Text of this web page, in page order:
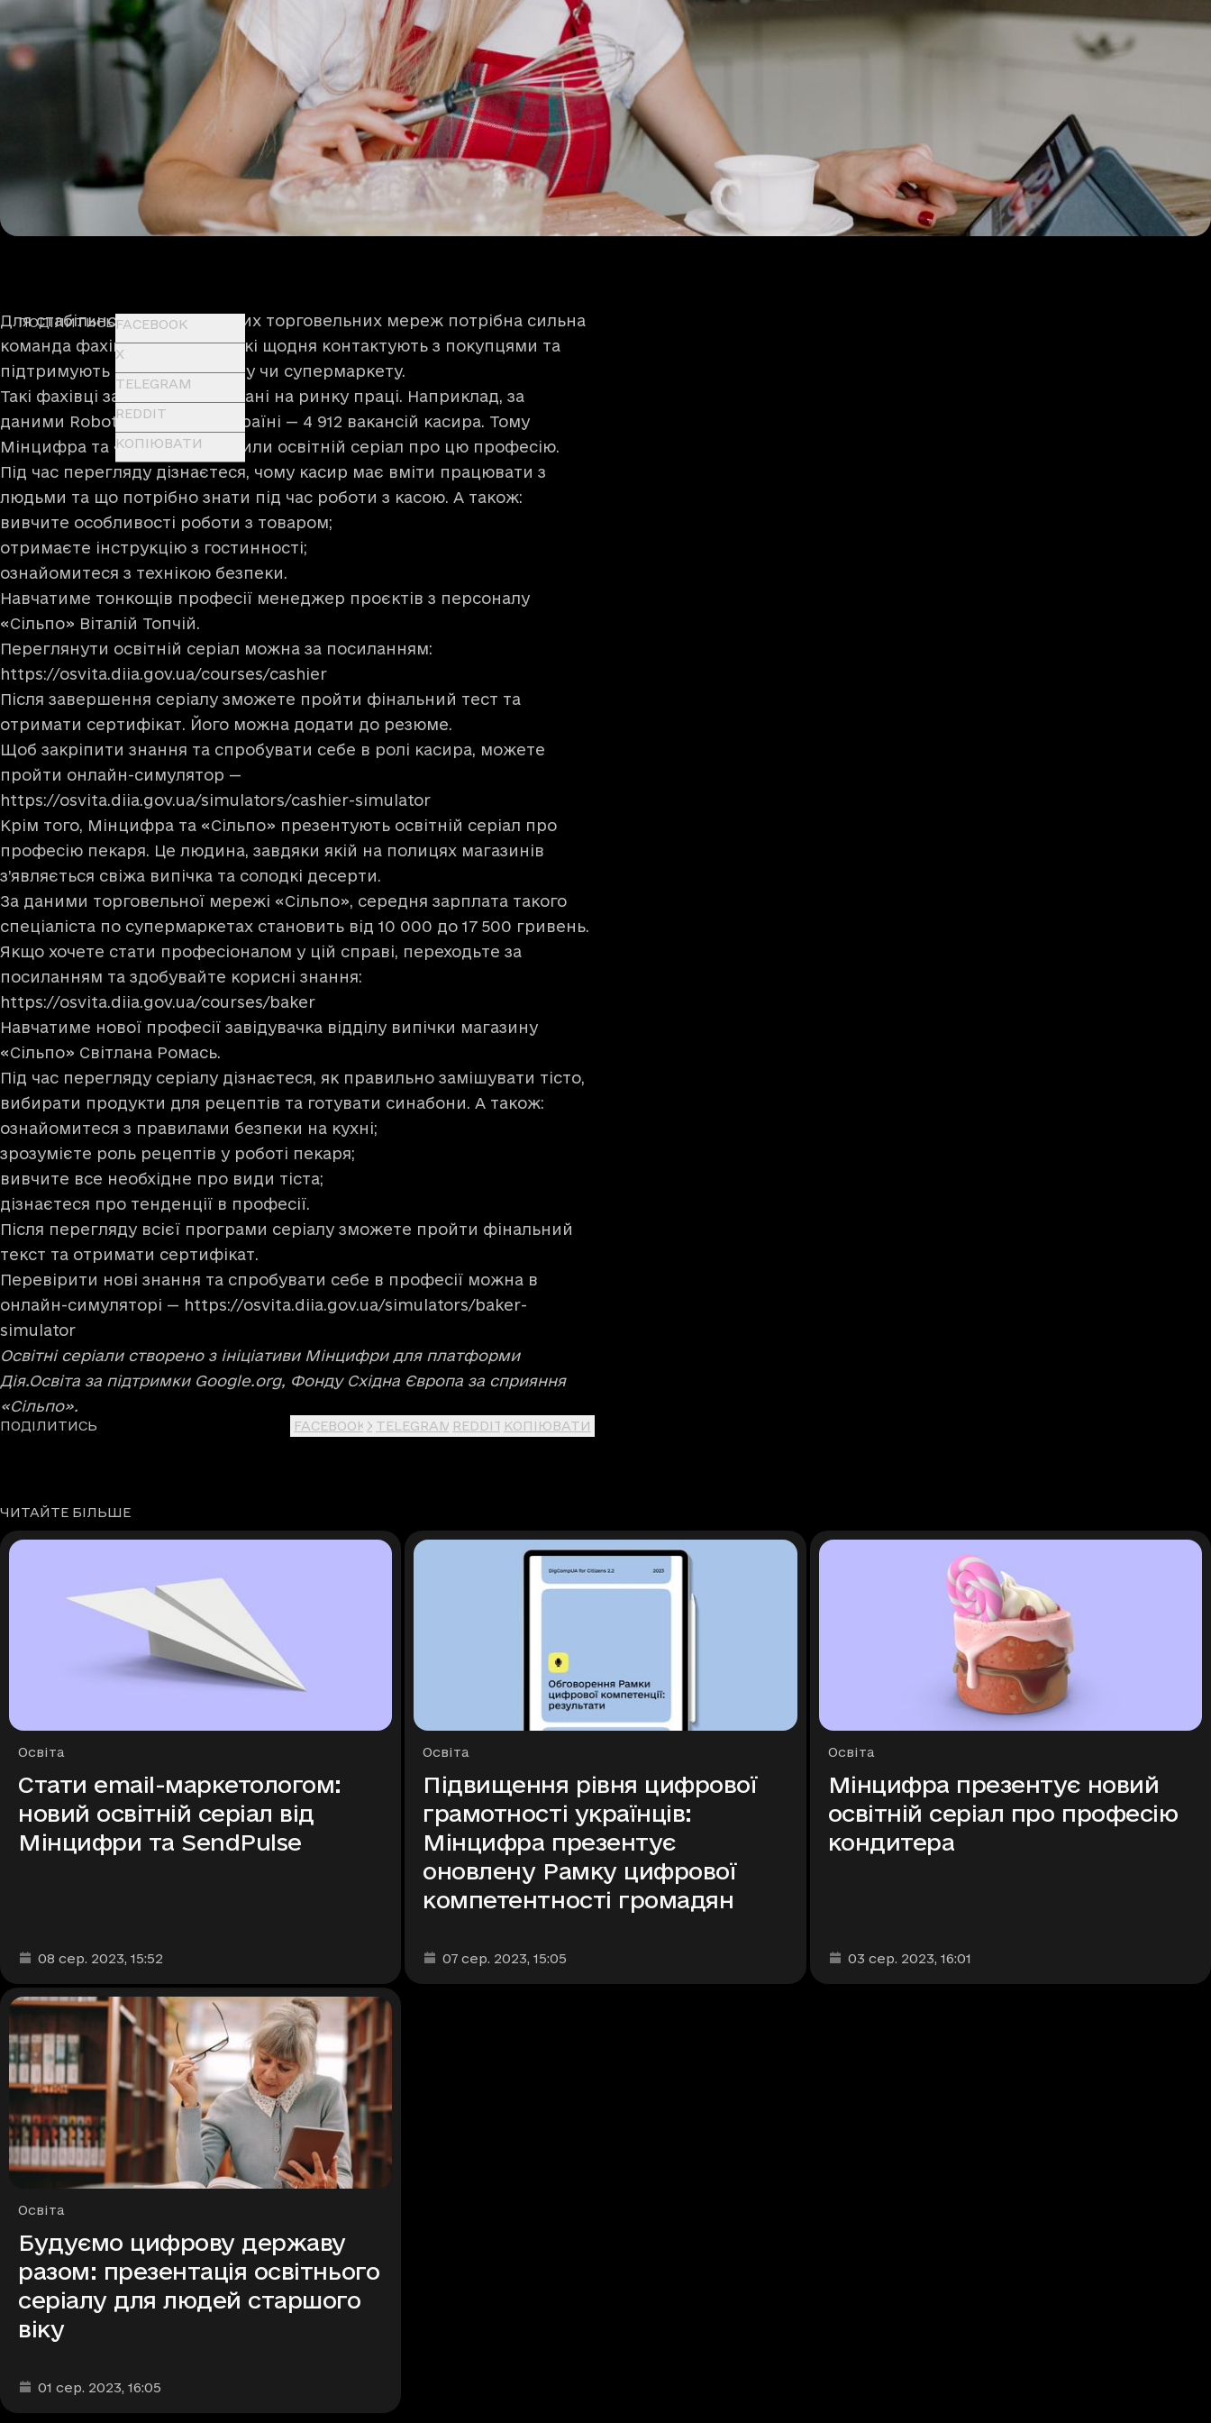
ПОДІЛИТИСЬFACEBOOK
X
TELEGRAM
REDDIT
КОПІЮВАТИ
Для стабільної роботи великих торговельних мереж потрібна сильна
команда фахівців. Це люди, які щодня контактують з покупцями та
підтримують роботу магазину чи супермаркету.
Такі фахівці завжди затребувані на ринку праці. Наприклад, за
даними Robota.ua, зараз в Україні — 4 912 вакансій касира. Тому
Мінцифра та «Сільпо» створили освітній серіал про цю професію.
Під час перегляду дізнаєтеся, чому касир має вміти працювати з
людьми та що потрібно знати під час роботи з касою. А також:
вивчите особливості роботи з товаром;
отримаєте інструкцію з гостинності;
ознайомитеся з технікою безпеки.
Навчатиме тонкощів професії менеджер проєктів з персоналу
«Сільпо» Віталій Топчій.
Переглянути освітній серіал можна за посиланням:
https://osvita.diia.gov.ua/courses/cashier
Після завершення серіалу зможете пройти фінальний тест та
отримати сертифікат. Його можна додати до резюме.
Щоб закріпити знання та спробувати себе в ролі касира, можете
пройти онлайн-симулятор —
https://osvita.diia.gov.ua/simulators/cashier-simulator
Крім того, Мінцифра та «Сільпо» презентують освітній серіал про
професію пекаря. Це людина, завдяки якій на полицях магазинів
з’являється свіжа випічка та солодкі десерти.
За даними торговельної мережі «Сільпо», середня зарплата такого
спеціаліста по супермаркетах становить від 10 000 до 17 500 гривень.
Якщо хочете стати професіоналом у цій справі, переходьте за
посиланням та здобувайте корисні знання:
https://osvita.diia.gov.ua/courses/baker
Навчатиме нової професії завідувачка відділу випічки магазину
«Сільпо» Світлана Ромась.
Під час перегляду серіалу дізнаєтеся, як правильно замішувати тісто,
вибирати продукти для рецептів та готувати синабони. А також:
ознайомитеся з правилами безпеки на кухні;
зрозумієте роль рецептів у роботі пекаря;
вивчите все необхідне про види тіста;
дізнаєтеся про тенденції в професії.
Після перегляду всієї програми серіалу зможете пройти фінальний
текст та отримати сертифікат.
Перевірити нові знання та спробувати себе в професії можна в
онлайн-симуляторі — https://osvita.diia.gov.ua/simulators/baker-
simulator
Освітні серіали створено з ініціативи Мінцифри для платформи
Дія.Освіта за підтримки Google.org, Фонду Східна Європа за сприяння
«Сільпо».
ПОДІЛИТИСЬ FACEBOOK X TELEGRAM REDDIT КОПІЮВАТИ
ЧИТАЙТЕ БІЛЬШЕ
Рубрики
Освіта
Стати email-маркетологом:
новий освітній серіал від
Мінцифри та SendPulse
Дата та час публікації
08 сер. 2023, 15:52
Рубрики
Освіта
Підвищення рівня цифрової
грамотності українців:
Мінцифра презентує
оновлену Рамку цифрової
компетентності громадян
Дата та час публікації
07 сер. 2023, 15:05
Рубрики
Освіта
Мінцифра презентує новий
освітній серіал про професію
кондитера
Дата та час публікації
03 сер. 2023, 16:01
Рубрики
Освіта
Будуємо цифрову державу
разом: презентація освітнього
серіалу для людей старшого
віку
Дата та час публікації
01 сер. 2023, 16:05